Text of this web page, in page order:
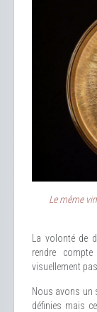
Le même
La volonté de
rendre
visuellement
Nous avons un
définies mais